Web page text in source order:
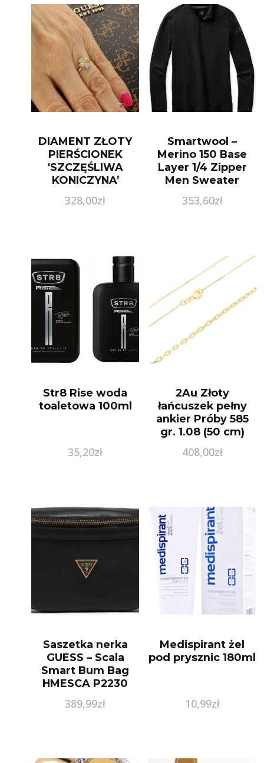
DIAMENT ZŁOTY
PIERŚCIONEK
'SZCZĘŚLIWA
KONICZYNA’
328,00zł
Smartwool –
Merino 150 Base
Layer 1/4 Zipper
Men Sweater
353,60zł
Str8 Rise woda
toaletowa 100ml
35,20zł
2Au Złoty
łańcuszek pełny
ankier Próby 585
gr. 1.08 (50 cm)
408,00zł
Saszetka nerka
GUESS – Scala
Smart Bum Bag
HMESCA P2230
389,99zł
Medispirant żel
pod prysznic 180ml
10,99zł